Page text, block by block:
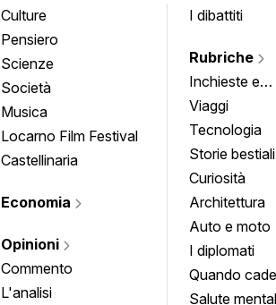
Culture
Pensiero
Scienze
Società
Musica
Locarno Film Festival
Castellinaria
Economia
Opinioni
Commento
L'analisi
I dibattiti
Rubriche
Inchieste e
Viaggi
Tecnologia
Storie bestiali
Curiosità
Architettura
Auto e moto
I diplomati
Quando
quadro
Salute